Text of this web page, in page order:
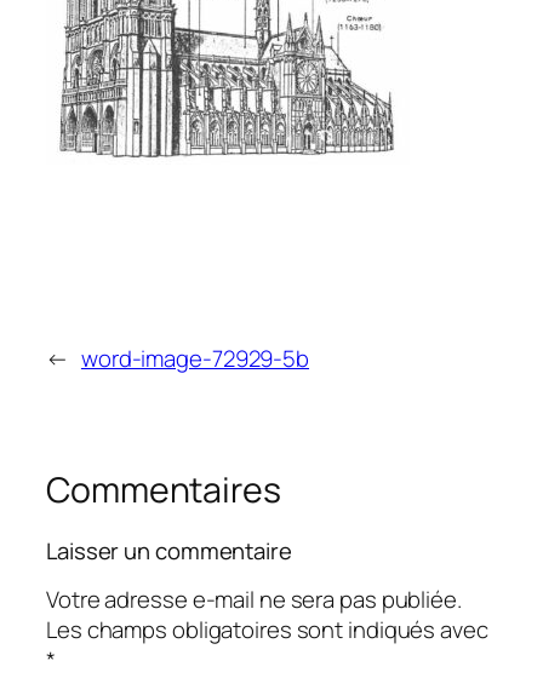
← word-image-72929-5b
Commentaires
Laisser un commentaire
Votre adresse e-mail ne sera pas publiée.
Les champs obligatoires sont indiqués avec
*